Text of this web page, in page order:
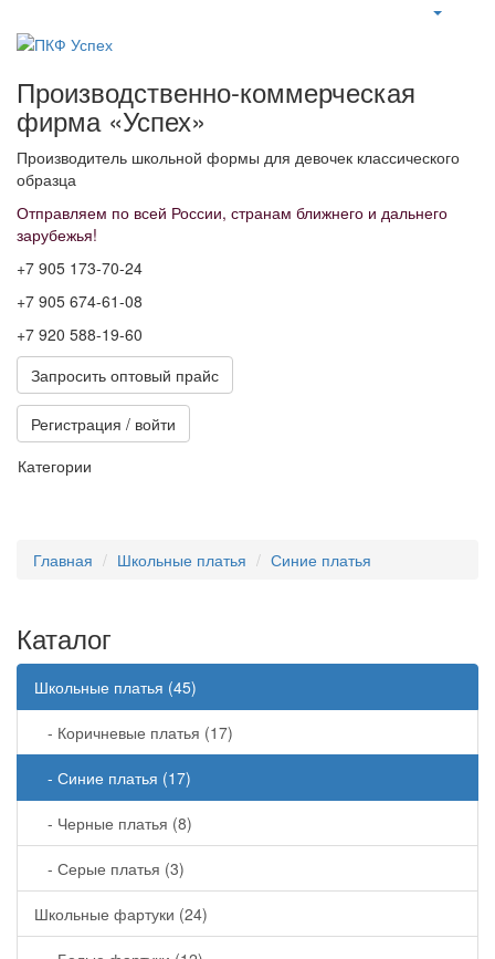
Производственно-коммерческая
фирма «Успех»
Производитель школьной формы для девочек классического
образца
Отправляем по всей России, странам ближнего и дальнего
зарубежья!
+7 905 173-70-24
+7 905 674-61-08
+7 920 588-19-60
Запросить оптовый прайс
Регистрация / войти
Категории
Главная Школьные платья Синие платья
Каталог
Школьные платья (45)
- Коричневые платья (17)
- Синие платья (17)
- Черные платья (8)
- Серые платья (3)
Школьные фартуки (24)